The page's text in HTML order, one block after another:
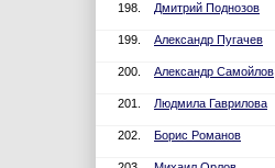
198. Дмитрий Поднозов
199. Александр Пугачев
200. Александр Самойлов
201. Людмила Гаврилова
202. Борис Романов